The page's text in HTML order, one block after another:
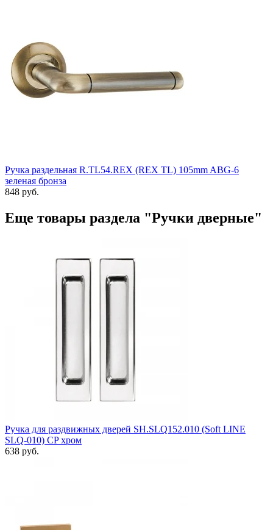
Ручка раздельная R.TL54.REX (REX TL) 105mm ABG-6
зеленая бронза
848 руб.
Еще товары раздела "Ручки дверные"
Ручка для раздвижных дверей SH.SLQ152.010 (Soft LINE
SLQ-010) CP хром
638 руб.